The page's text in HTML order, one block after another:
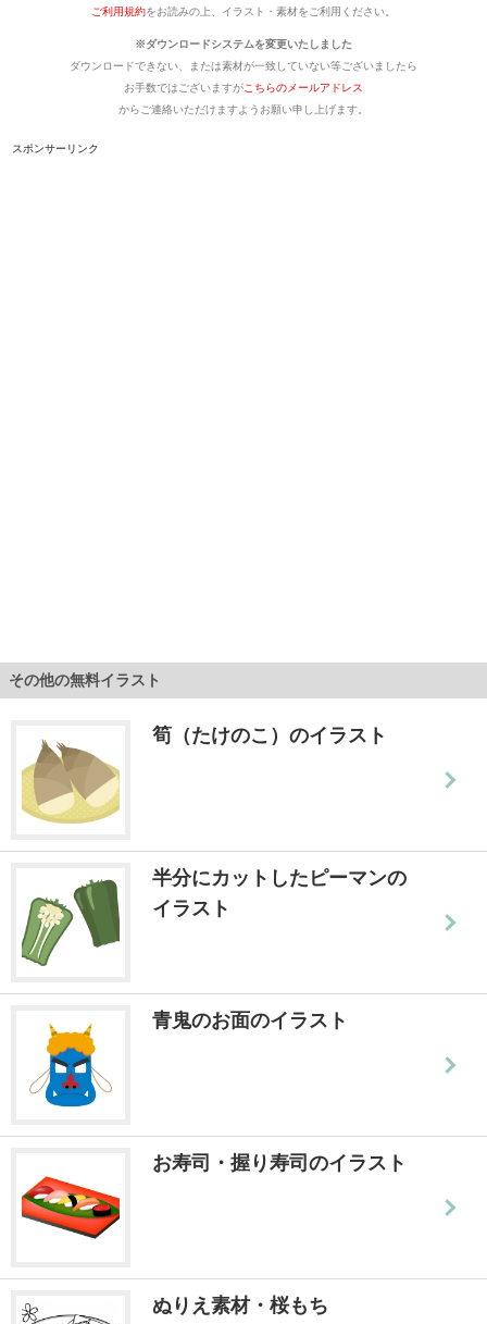
ご利用規約をお読みの上、イラスト・素材をご利用ください。
※ダウンロードシステムを変更いたしました
ダウンロードできない、または素材が一致していない等ございましたら
お手数ではございますがこちらのメールアドレス
からご連絡いただけますようお願い申し上げます。
スポンサーリンク
その他の無料イラスト
筍（たけのこ）のイラスト
半分にカットしたピーマンの
イラスト
青鬼のお面のイラスト
お寿司・握り寿司のイラスト
ぬりえ素材・桜もち